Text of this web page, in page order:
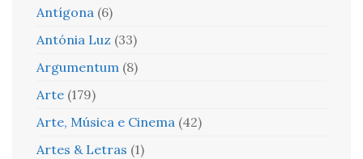
Antígona (6)
Antónia Luz (33)
Argumentum (8)
Arte (179)
Arte, Música e Cinema (42)
Artes & Letras (1)